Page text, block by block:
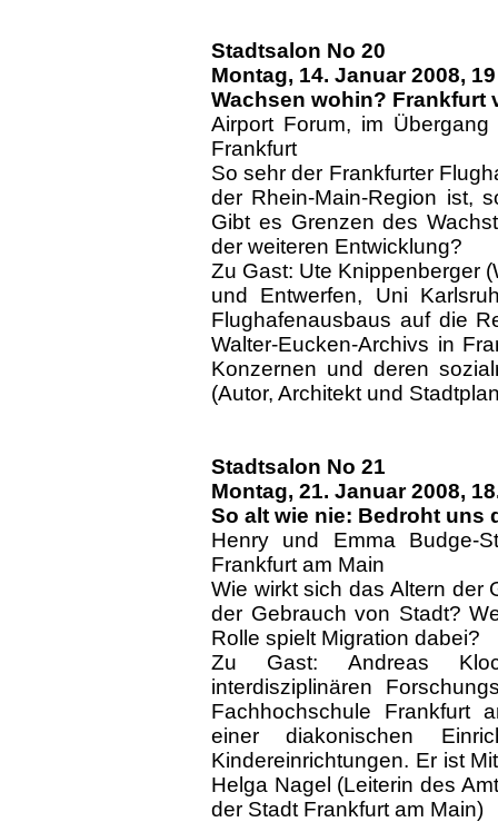
Stadtsalon No 20
Montag, 14. Januar 2008,
Wachsen wohin? Frankfurt
Airport Forum, im
Frankfurt
So sehr der Frankfurter
der Rhein-Main-Region ist,
Gibt es Grenzen des
der weiteren Entwicklung?
Zu Gast: Ute Knippenberger
und Entwerfen, Uni
Flughafenausbaus auf die
Walter-Eucken-Archivs in
Konzernen und deren
(Autor, Architekt und
Stadtsalon No 21
Montag, 21. Januar 2008,
So alt wie nie: Bedroht uns
Henry und Emma Budge-
Frankfurt am Main
Wie wirkt sich das Altern der
der Gebrauch von Stadt?
Rolle spielt Migration dabei?
Zu Gast: Andreas
interdisziplinären
Fachhochschule Frankfurt
einer diakonischen
Kindereinrichtungen. Er ist
Helga Nagel (Leiterin des
der Stadt Frankfurt am Main)